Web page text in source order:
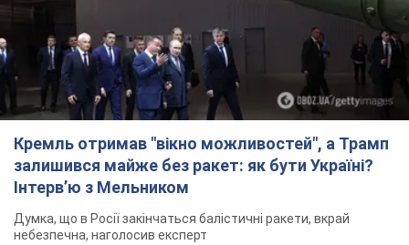
Кремль отримав "вікно можливостей", а Трамп
залишився майже без ракет: як бути Україні?
Інтерв’ю з Мельником
Думка, що в Росії закінчаться балістичні ракети, вкрай
небезпечна, наголосив експерт